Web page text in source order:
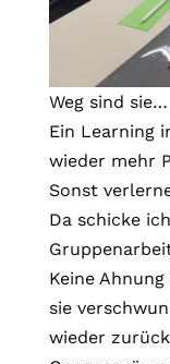
Weg sind sie…
Ein Learning
wieder mehr
Sonst
Da schicke
Keine
sie
wieder